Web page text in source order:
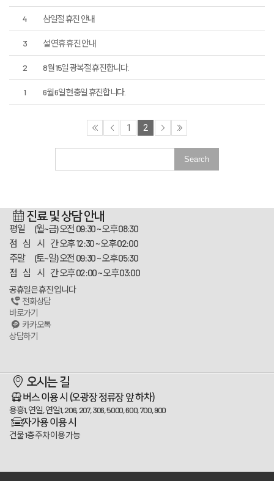
4 삼일절 휴진 안내
3 설 연휴 휴진 안내
2 8월 15일 광복절 휴진합니다.
1 6월 6일 현충일 휴진합니다.
1 2
진료 및 상담 안내
평일 (월~금)오전 09:30 ~ 오후 08:30
점 심 시 간오후 12:30 ~ 오후 02:00
주말 (토~일)오전 09:30 ~ 오후 05:30
점 심 시 간오후 02:00 ~ 오후 03:00
공휴일은 휴진 입니다
전화상담
바로가기
카카오톡
상담하기
오시는 길
100m
버스 이용 시 (오광장 정류장 앞 하차)
용흥1, 연일, 연일1, 206, 207, 306, 5000, 600, 700, 900
자가용 이용 시
건물 1층 주차 이용 가능